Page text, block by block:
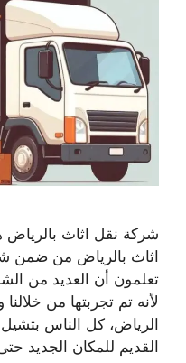
شركة نقل اثاث
اثاث بالرياض من ضمن
تعلمون أن العديد من
لأنه تم تجربتها من
الرياض، كل الناس
القديم للمكان الجديد